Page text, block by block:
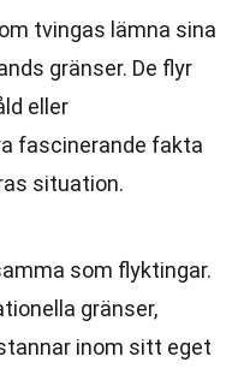
tvingas lämna sina
gränser. De flyr
eller
fascinerande fakta
situation.
som flyktingar.
gränser,
inom sitt eget